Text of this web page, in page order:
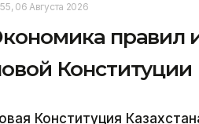
06 Августа 2026
правил
Конституции
Конституция